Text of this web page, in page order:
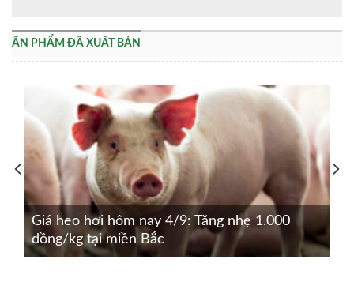
ẤN PHẨM ĐÃ XUẤT BẢN
Giá heo hơi hôm nay 4/9: Tăng nhẹ 1.000
đồng/kg tại miền Bắc